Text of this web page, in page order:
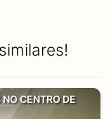
CENTRO DE